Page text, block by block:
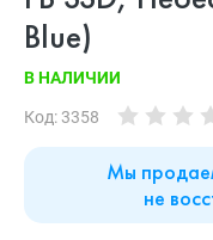
Blue)
В НАЛИЧИИ
Код: 3358
Мы
не